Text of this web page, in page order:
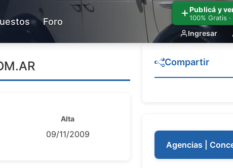
Publicá y
100% Gratis
Ingresar
Foro
Alta
09/11/2009
Compartir
Agencias |